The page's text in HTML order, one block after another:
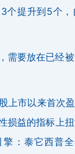
个提升到5个
需要放在已经
上市以来首次
损益的指标上
擎：泰它西普